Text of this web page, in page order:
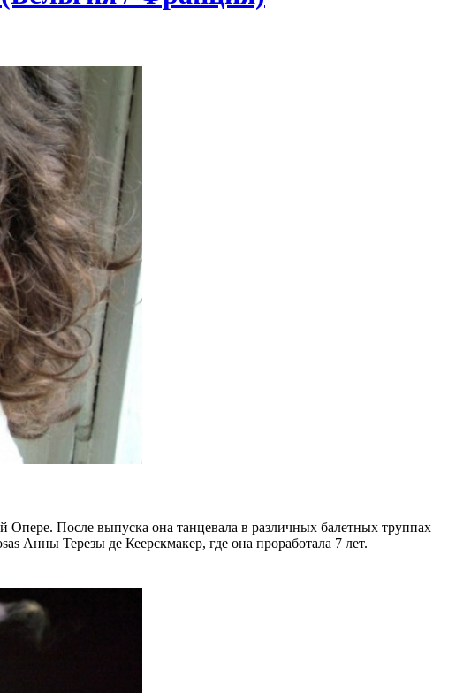
После выпуска она танцевала в различных балетных труппах
Анны Терезы де Кеерскмакер, где она проработала 7 лет.